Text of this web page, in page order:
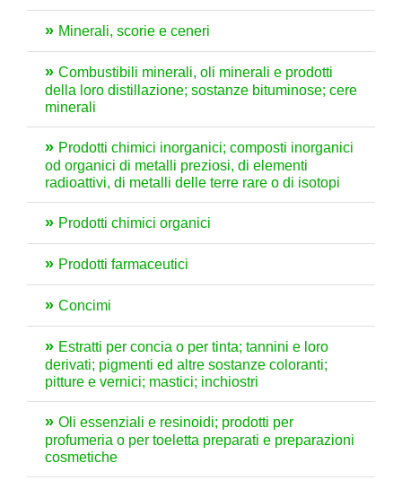
Minerali, scorie e ceneri
Combustibili minerali, oli minerali e prodotti
della loro distillazione; sostanze bituminose; cere
minerali
Prodotti chimici inorganici; composti inorganici
od organici di metalli preziosi, di elementi
radioattivi, di metalli delle terre rare o di isotopi
Prodotti chimici organici
Prodotti farmaceutici
Concimi
Estratti per concia o per tinta; tannini e loro
derivati; pigmenti ed altre sostanze coloranti;
pitture e vernici; mastici; inchiostri
Oli essenziali e resinoidi; prodotti per
profumeria o per toeletta preparati e preparazioni
cosmetiche